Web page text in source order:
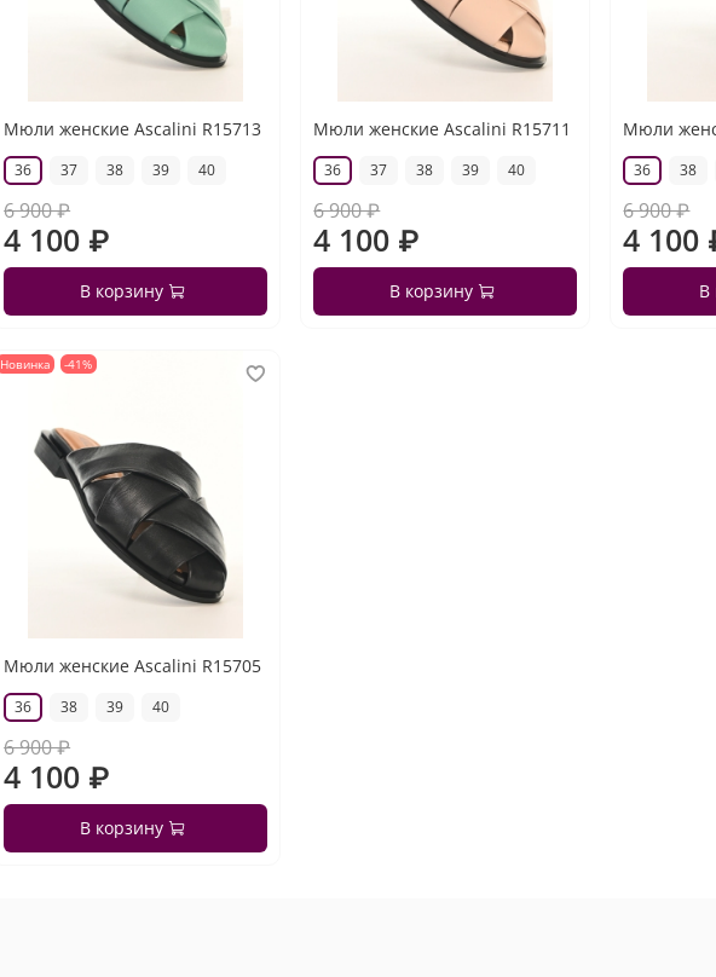
Мюли женские Ascalini R15713
36 37 38 39 40
6 900 ₽
4 100 ₽
В корзину
Мюли женские Ascalini R15711
36 37 38 39 40
6 900 ₽
4 100 ₽
В корзину
Мюли
36 38
6 900 ₽
4 100
В
Новинка -41%
Мюли женские Ascalini R15705
36 38 39 40
6 900 ₽
4 100 ₽
В корзину